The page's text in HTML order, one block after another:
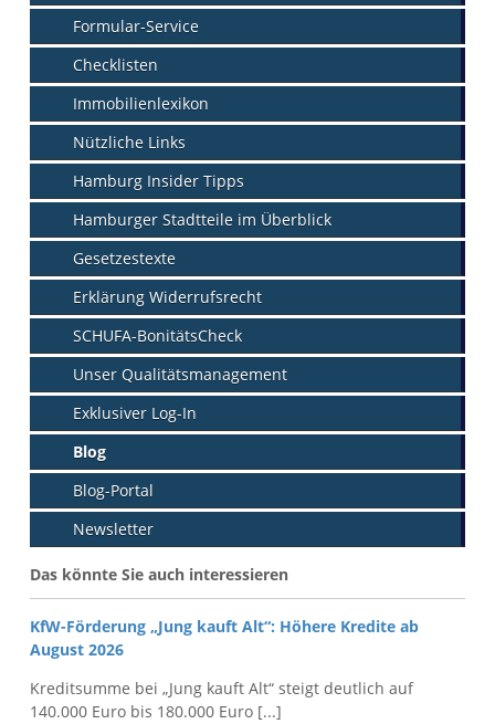
Formular-Service
Checklisten
Immobilienlexikon
Nützliche Links
Hamburg Insider Tipps
Hamburger Stadtteile im Überblick
Gesetzestexte
Erklärung Widerrufsrecht
SCHUFA-BonitätsCheck
Unser Qualitätsmanagement
Exklusiver Log-In
Blog
Blog-Portal
Newsletter
Das könnte Sie auch interessieren
KfW-Förderung „Jung kauft Alt“: Höhere Kredite ab
August 2026
Kreditsumme bei „Jung kauft Alt“ steigt deutlich auf
140.000 Euro bis 180.000 Euro [...]